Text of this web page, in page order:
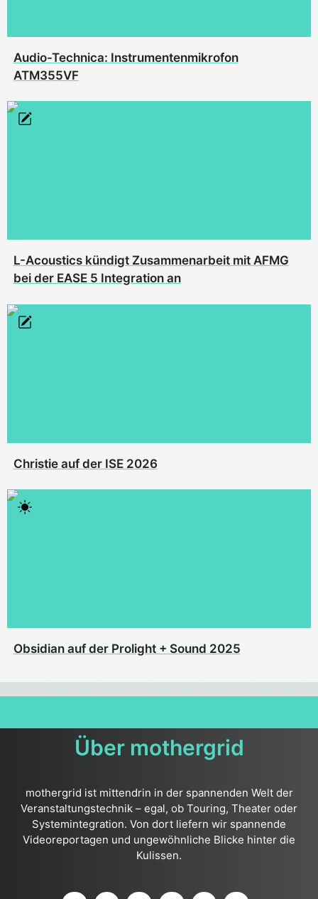
Audio-Technica: Instrumentenmikrofon
ATM355VF
L-Acoustics kündigt Zusammenarbeit mit AFMG
bei der EASE 5 Integration an
Christie auf der ISE 2026
Obsidian auf der Prolight + Sound 2025
Über mothergrid
mothergrid ist mittendrin in der spannenden Welt der
Veranstaltungstechnik – egal, ob Touring, Theater oder
Systemintegration. Von dort liefern wir spannende
Videoreportagen und ungewöhnliche Blicke hinter die
Kulissen.